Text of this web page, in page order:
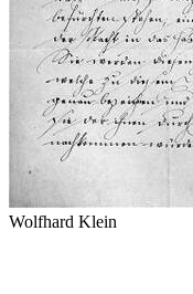
Wolfhard Klein